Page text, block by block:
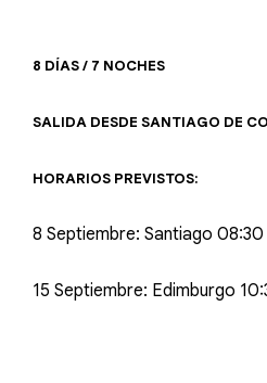
8 DÍAS / 7 NOCHES
SALIDA DESDE SANTIAGO DE
HORARIOS PREVISTOS:
8 Septiembre: Santiago
15 Septiembre: Edimburgo